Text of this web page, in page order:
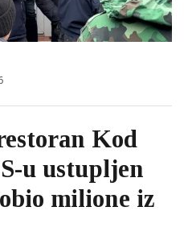
Kod
u ustupljen
milione iz